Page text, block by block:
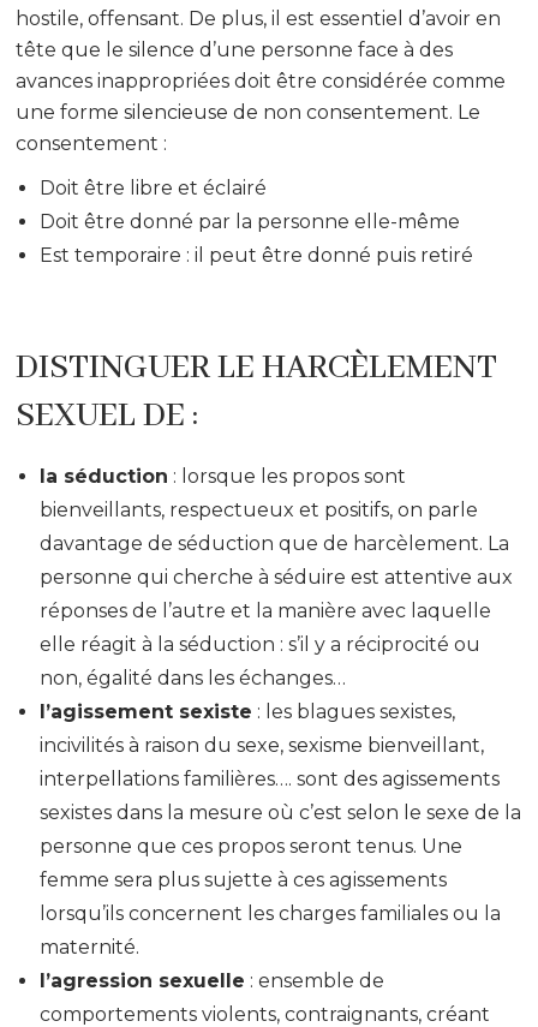
hostile, offensant. De plus, il est essentiel d’avoir en
tête que le silence d’une personne face à des
avances inappropriées doit être considérée comme
une forme silencieuse de non consentement. Le
consentement :
Doit être libre et éclairé
Doit être donné par la personne elle-même
Est temporaire : il peut être donné puis retiré
DISTINGUER LE HARCÈLEMENT
SEXUEL DE :
la séduction : lorsque les propos sont
bienveillants, respectueux et positifs, on parle
davantage de séduction que de harcèlement. La
personne qui cherche à séduire est attentive aux
réponses de l’autre et la manière avec laquelle
elle réagit à la séduction : s’il y a réciprocité ou
non, égalité dans les échanges…
l’agissement sexiste : les blagues sexistes,
incivilités à raison du sexe, sexisme bienveillant,
interpellations familières…. sont des agissements
sexistes dans la mesure où c’est selon le sexe de la
personne que ces propos seront tenus. Une
femme sera plus sujette à ces agissements
lorsqu’ils concernent les charges familiales ou la
maternité.
l’agression sexuelle : ensemble de
comportements violents, contraignants, créant